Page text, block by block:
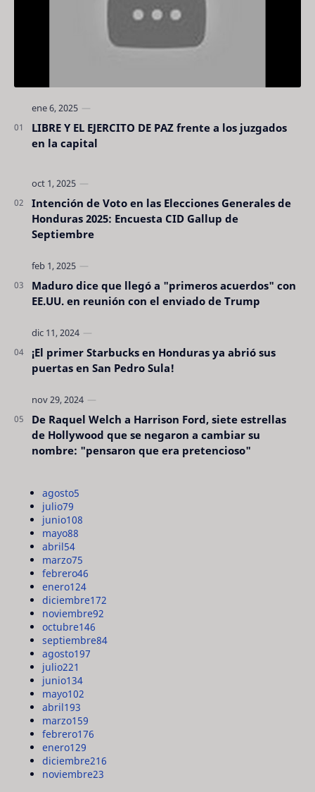
LIBRE Y EL EJERCITO DE PAZ frente a los juzgados
en la capital
Intención de Voto en las Elecciones Generales de
Honduras 2025: Encuesta CID Gallup de
Septiembre
Maduro dice que llegó a "primeros acuerdos" con
EE.UU. en reunión con el enviado de Trump
¡El primer Starbucks en Honduras ya abrió sus
puertas en San Pedro Sula!
De Raquel Welch a Harrison Ford, siete estrellas
de Hollywood que se negaron a cambiar su
nombre: "pensaron que era pretencioso"
agosto5
julio79
junio108
mayo88
abril54
marzo75
febrero46
enero124
diciembre172
noviembre92
octubre146
septiembre84
agosto197
julio221
junio134
mayo102
abril193
marzo159
febrero176
enero129
diciembre216
noviembre23